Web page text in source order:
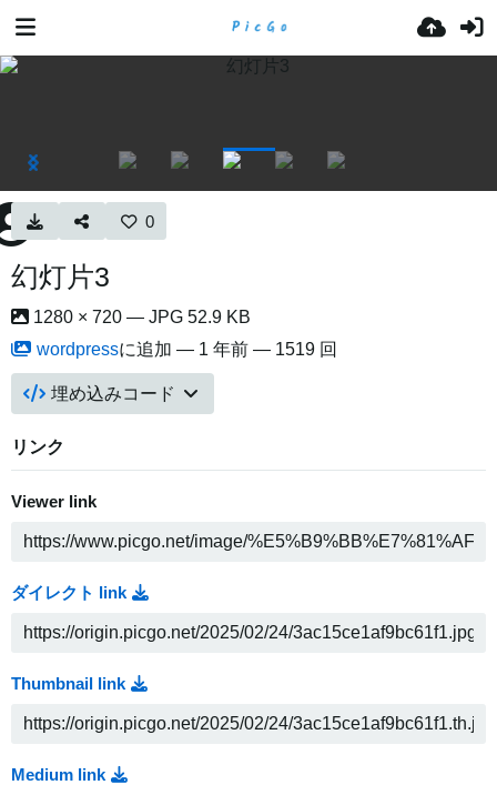
0
幻灯片3
1280 × 720 — JPG 52.9 KB
wordpressに追加 — 1 年前 — 1519 回
埋め込みコード
リンク
Viewer link
ダイレクト link
Thumbnail link
Medium link